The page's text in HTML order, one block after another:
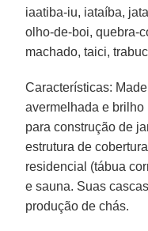
iaatiba-iu, iataíba,
olho-de-boi, quebra-
machado, taici,
Características:
avermelhada e brilho
para construção de
estrutura de
residencial (tábua
e sauna. Suas
produção de chás.